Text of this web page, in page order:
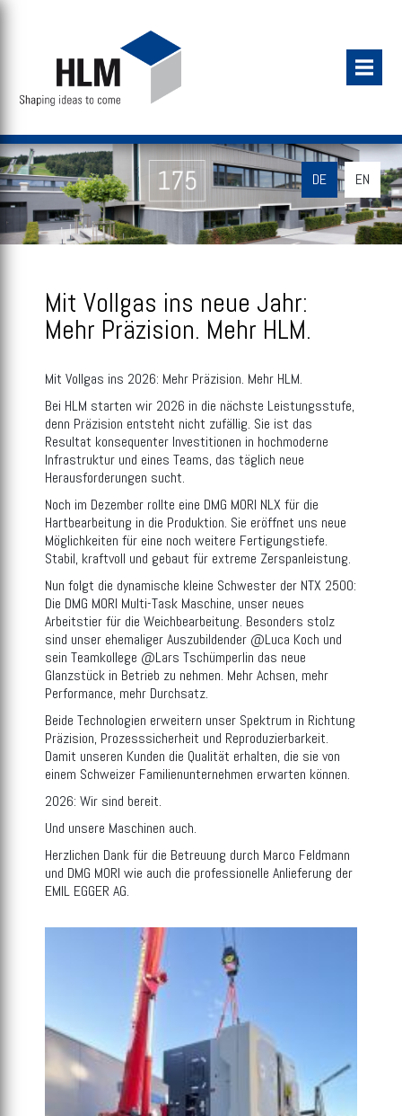
DE EN
Mit Vollgas ins neue Jahr:
Mehr Präzision. Mehr HLM.
Mit Vollgas ins 2026: Mehr Präzision. Mehr HLM.
Bei HLM starten wir 2026 in die nächste Leistungsstufe,
denn Präzision entsteht nicht zufällig. Sie ist das
Resultat konsequenter Investitionen in hochmoderne
Infrastruktur und eines Teams, das täglich neue
Herausforderungen sucht.
Noch im Dezember rollte eine DMG MORI NLX für die
Hartbearbeitung in die Produktion. Sie eröffnet uns neue
Möglichkeiten für eine noch weitere Fertigungstiefe.
Stabil, kraftvoll und gebaut für extreme Zerspanleistung.
Nun folgt die dynamische kleine Schwester der NTX 2500:
Die DMG MORI Multi-Task Maschine, unser neues
Arbeitstier für die Weichbearbeitung. Besonders stolz
sind unser ehemaliger Auszubildender @Luca Koch und
sein Teamkollege @Lars Tschümperlin das neue
Glanzstück in Betrieb zu nehmen. Mehr Achsen, mehr
Performance, mehr Durchsatz.
Beide Technologien erweitern unser Spektrum in Richtung
Präzision, Prozesssicherheit und Reproduzierbarkeit.
Damit unseren Kunden die Qualität erhalten, die sie von
einem Schweizer Familienunternehmen erwarten können.
2026: Wir sind bereit.
Und unsere Maschinen auch.
Herzlichen Dank für die Betreuung durch Marco Feldmann
und DMG MORI wie auch die professionelle Anlieferung der
EMIL EGGER AG.